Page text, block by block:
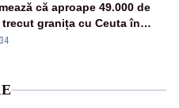
că aproape 49.000 de
granița cu Ceuta în
ore. Bilanțul morților a